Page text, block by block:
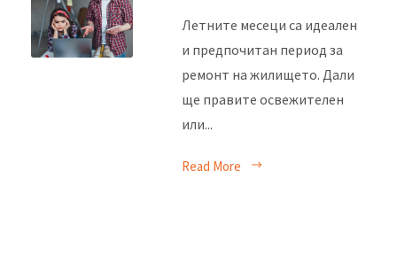
Летните месеци са идеален
и предпочитан период за
ремонт на жилището. Дали
ще правите освежителен
или...
Read More